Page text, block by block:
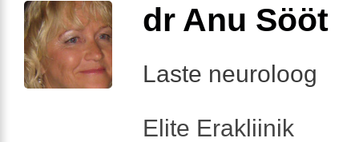
dr Anu Sööt
Laste neuroloog
Elite Erakliinik